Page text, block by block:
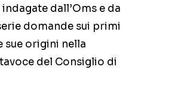
dall’Oms e da
domande sui primi
sue origini nella
del Consiglio di